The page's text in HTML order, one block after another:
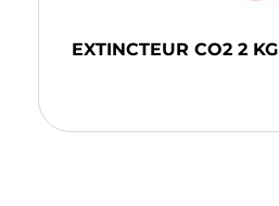
EXTINCTEUR CO2 2 KG